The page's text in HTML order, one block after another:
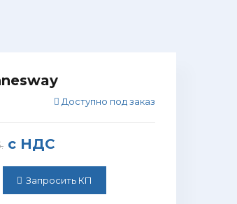
Доступно под заказ
с НДС
Запросить КП